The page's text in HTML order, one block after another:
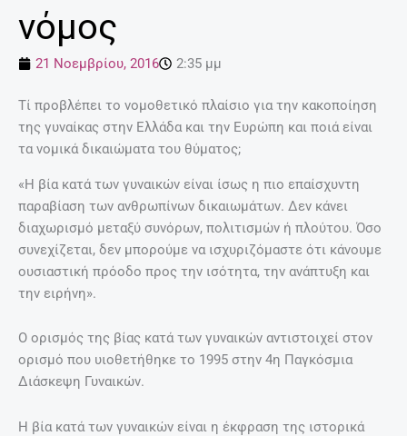
νόμος
21 Νοεμβρίου, 2016 2:35 μμ
Τί προβλέπει το νομοθετικό πλαίσιο για την κακοποίηση
της γυναίκας στην Ελλάδα και την Ευρώπη και ποιά είναι
τα νομικά δικαιώματα του θύματος;
«Η βία κατά των γυναικών είναι ίσως η πιο επαίσχυντη
παραβίαση των ανθρωπίνων δικαιωμάτων. Δεν κάνει
διαχωρισμό μεταξύ συνόρων, πολιτισμών ή πλούτου. Όσο
συνεχίζεται, δεν μπορούμε να ισχυριζόμαστε ότι κάνουμε
ουσιαστική πρόοδο προς την ισότητα, την ανάπτυξη και
την ειρήνη».
Ο ορισμός της βίας κατά των γυναικών αντιστοιχεί στον
ορισμό που υιοθετήθηκε το 1995 στην 4η Παγκόσμια
Διάσκεψη Γυναικών.
Η βία κατά των γυναικών είναι η έκφραση της ιστορικά